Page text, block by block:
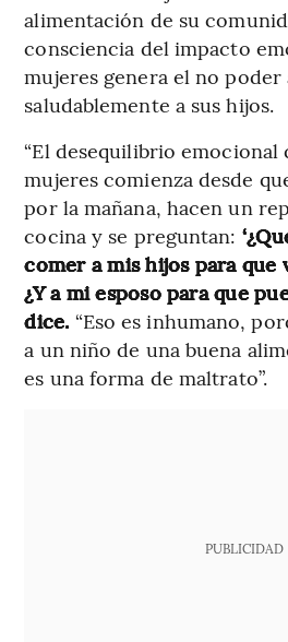
alimentación de su
consciencia del impacto
mujeres genera el no
saludablemente a sus hijos.
“El desequilibrio emocional
mujeres comienza desde
por la mañana, hacen un
cocina y se preguntan:
comer a mis hijos para que
¿Y a mi esposo para que
dice. “Eso es inhumano,
a un niño de una buena
es una forma de maltrato”.
PUBLICIDAD